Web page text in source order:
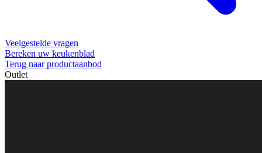
Veelgestelde vragen
Bereken uw keukenblad
Terug naar productaanbod
Outlet